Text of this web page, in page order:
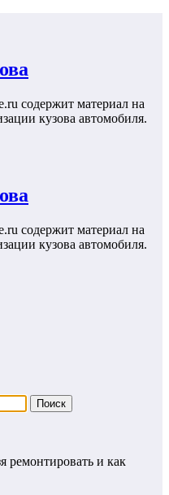
содержит материал на
кузова автомобиля.
содержит материал на
кузова автомобиля.
ремонтировать и как